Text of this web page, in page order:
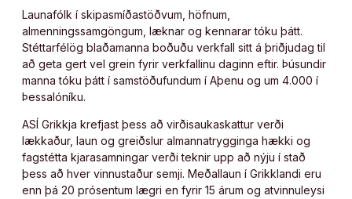
Launafólk í skipasmíðastöðvum, höfnum,
almenningssamgöngum, læknar og kennarar tóku þátt.
Stéttarfélög blaðamanna boðuðu verkfall sitt á þriðjudag til
að geta gert vel grein fyrir verkfallinu daginn eftir. Þúsundir
manna tóku þátt í samstöðufundum í Aþenu og um 4.000 í
Þessalóníku.
ASÍ Grikkja krefjast þess að virðisaukaskattur verði
lækkaður, laun og greiðslur almannatrygginga hækki og
fagstétta kjarasamningar verði teknir upp að nýju í stað
þess að hver vinnustaður semji. Meðallaun í Grikklandi eru
enn þá 20 prósentum lægri en fyrir 15 árum og atvinnuleysi